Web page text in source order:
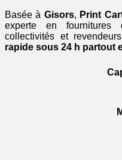
Basée à Gisors, Print
experte en fournitures
collectivités et
rapide sous 24 h partout